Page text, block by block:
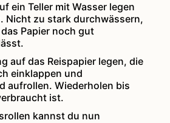
ein Teller mit Wasser legen
Nicht zu stark durchwässern,
Papier noch gut
auf das Reispapier legen, die
einklappen und
aufrollen. Wiederholen bis
ist.
kannst du nun